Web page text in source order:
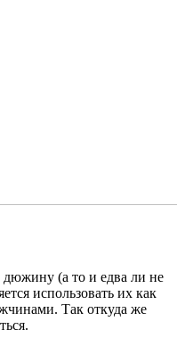
(а то и едва ли не
использовать их как
Так откуда же